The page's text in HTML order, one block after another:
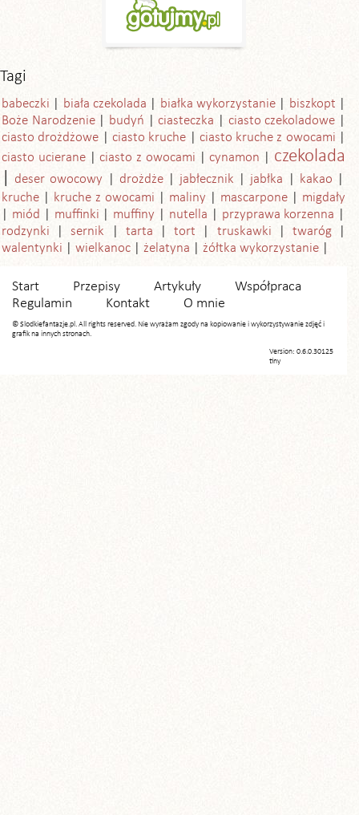
Tagi
babeczki biała czekolada białka wykorzystanie
biszkopt
Boże Narodzenie
budyń ciasteczka
ciasto czekoladowe
ciasto drożdżowe
ciasto kruche
ciasto kruche z owocami
ciasto ucierane
ciasto z owocami cynamon czekolada
deser owocowy drożdże jabłecznik jabłka
kakao
kruche
kruche z owocami maliny mascarpone
migdały
miód
muffinki muffiny nutella
przyprawa korzenna
rodzynki
sernik tarta tort truskawki
twaróg
walentynki
wielkanoc żelatyna żółtka wykorzystanie
Start Przepisy Artykuły
Współpraca
Regulamin
Kontakt O mnie
© Slodkiefantazje.pl. All rights reserved. Nie wyrażam zgody na kopiowanie i wykorzystywanie zdjęć i
grafik na innych stronach.
Version: 0.6.0.30125
tiny